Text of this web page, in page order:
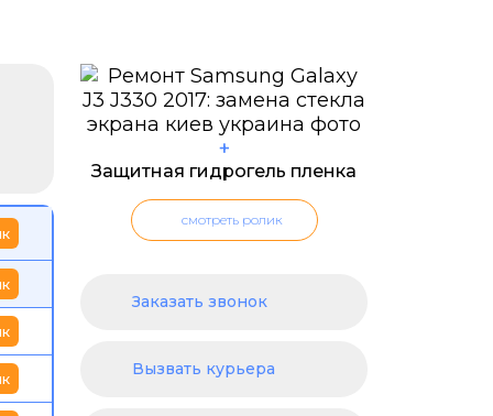
+
Защитная гидрогель пленка
смотреть ролик
Заказать звонок
Вызвать курьера